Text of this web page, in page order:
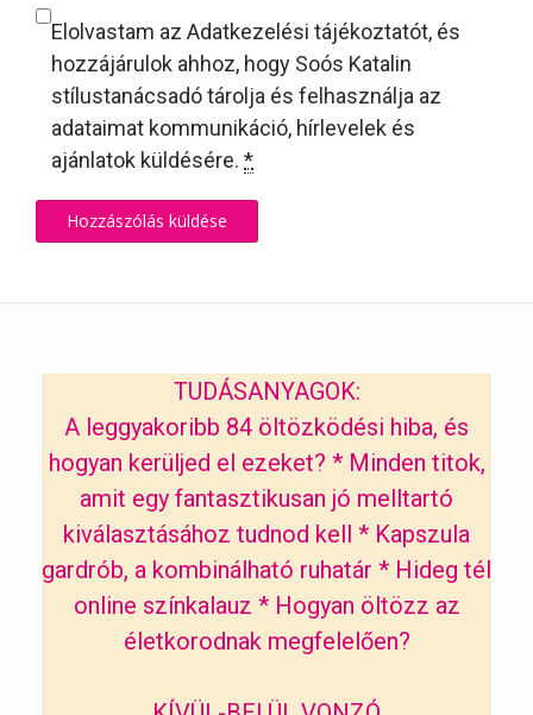
Elolvastam az Adatkezelési tájékoztatót, és
hozzájárulok ahhoz, hogy Soós Katalin
stílustanácsadó tárolja és felhasználja az
adataimat kommunikáció, hírlevelek és
ajánlatok küldésére. *
TUDÁSANYAGOK:
A leggyakoribb 84 öltözködési hiba, és
hogyan kerüljed el ezeket? * Minden titok,
amit egy fantasztikusan jó melltartó
kiválasztásához tudnod kell * Kapszula
gardrób, a kombinálható ruhatár * Hideg tél
online színkalauz * Hogyan öltözz az
életkorodnak megfelelően?